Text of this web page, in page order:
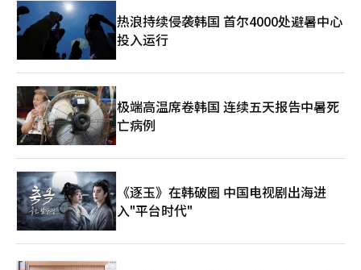
方式朝着同一个目标前进，那就是“掌控道路”。伊朗通过物理控
制，美国通过军事和金融秩序，而中国则通过支付和供应链来掌握
道路。这三股力量的碰撞正是在霍尔木兹海峡。 这场战争的本质
并非是枪炮与导弹，而是关于谁打开道路、谁封锁道路、谁决定成
本的问题。而现在，这个答案尚未确定。伊朗在坚持，美国在施
压，而中国在计算。 然而，有一点是明确的：道路就是力量。但
如果过于强硬地掌控这条道路，世界必然会寻找其他道路。伊朗五
千年的历史一再证明了这一点。 而现在，这一古老的法则再次面
临考验。
热浪持续侵袭韩国 首尔4000处避暑中心
投入运行
极端高温席卷韩国 连续五天报告中暑死
亡病例
《逐玉》在韩破圈 中国电视剧出海进
入"平台时代"